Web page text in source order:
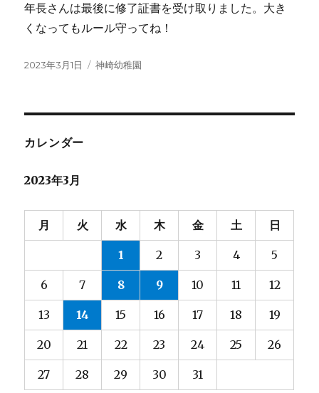
年長さんは最後に修了証書を受け取りました。大き
くなってもルール守ってね！
投
2023年3月1日
カ
神崎幼稚園
カレンダー
2023年3月
月 火 水 木 金 土 日
1 2 3 4 5
6 7 8 9 10 11 12
13 14 15 16 17 18 19
20 21 22 23 24 25 26
27 28 29 30 31